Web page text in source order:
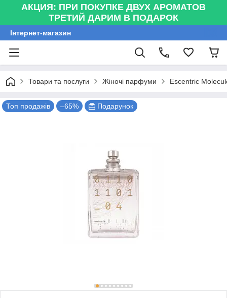
АКЦИЯ: ПРИ ПОКУПКЕ ДВУХ АРОМАТОВ
ТРЕТИЙ ДАРИМ В ПОДАРОК
Інтернет-магазин
Товари та послуги Жіночі парфуми Escentric
Топ продажів –65% Подарунок